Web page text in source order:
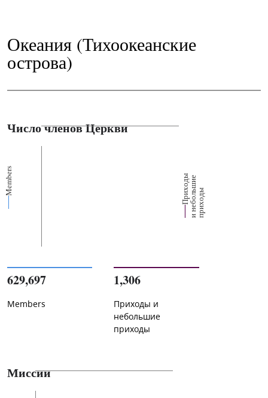
Океания (Тихоокеанские
острова)
Число членов Церкви
Members П
р
их
о
д
ы
и
н
е
б
о
ль
ш
ие
п
р
и
х
о
ды
629,697
Members
1,306
Приходы и
небольшие
приходы
Миссии